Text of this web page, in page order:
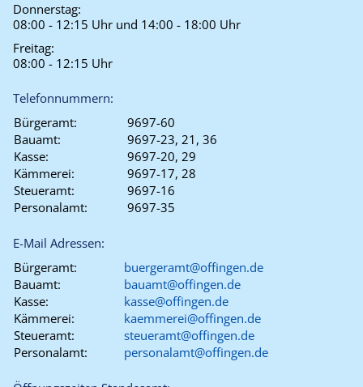
Donnerstag:
08:00 - 12:15 Uhr und 14:00 - 18:00 Uhr
Freitag:
08:00 - 12:15 Uhr
Telefonnummern:
Bürgeramt:
9697-60
Bauamt:
9697-23, 21, 36
Kasse:
9697-20, 29
Kämmerei:
9697-17, 28
Steueramt:
9697-16
Personalamt:
9697-35
E-Mail Adressen:
Bürgeramt:
buergeramt@offingen.de
Bauamt:
bauamt@offingen.de
Kasse:
kasse@offingen.de
Kämmerei:
kaemmerei@offingen.de
Steueramt:
steueramt@offingen.de
Personalamt:
personalamt@offingen.de